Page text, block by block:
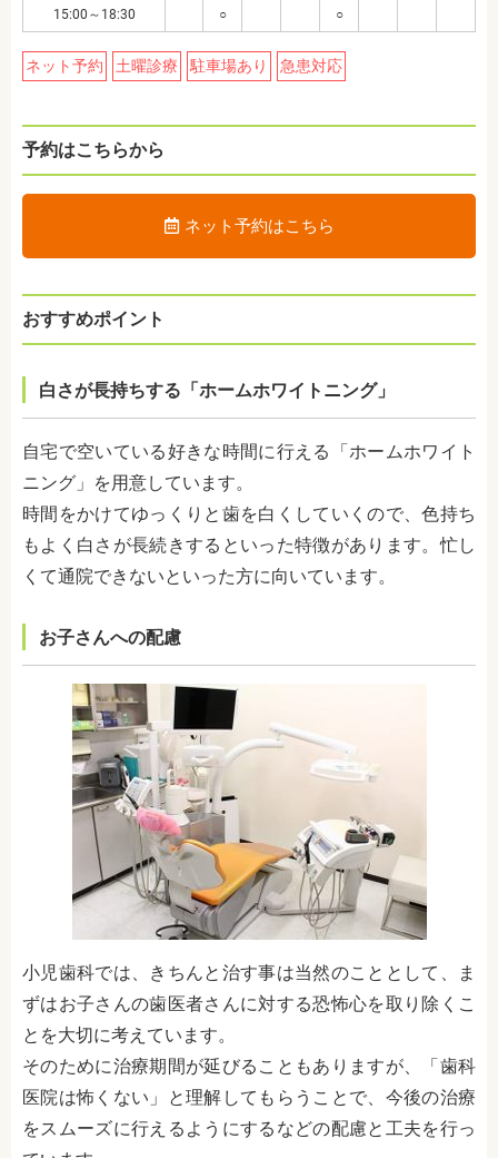
15:00～18:30 ○ ○
ネット予約 土曜診療 駐車場あり 急患対応
予約はこちらから
ネット予約はこちら
おすすめポイント
白さが長持ちする「ホームホワイトニング」
自宅で空いている好きな時間に行える「ホームホワイト
ニング」を用意しています。
時間をかけてゆっくりと歯を白くしていくので、色持ち
もよく白さが長続きするといった特徴があります。忙し
くて通院できないといった方に向いています。
お子さんへの配慮
小児歯科では、きちんと治す事は当然のこととして、ま
ずはお子さんの歯医者さんに対する恐怖心を取り除くこ
とを大切に考えています。
そのために治療期間が延びることもありますが、「歯科
医院は怖くない」と理解してもらうことで、今後の治療
をスムーズに行えるようにするなどの配慮と工夫を行っ